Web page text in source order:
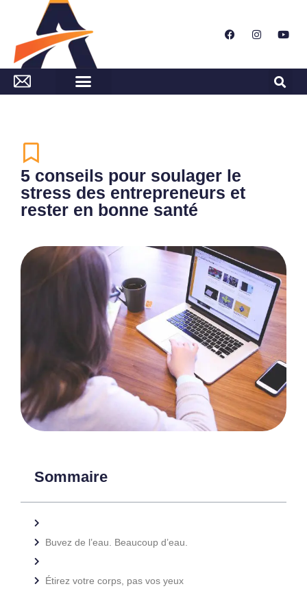
5 conseils pour soulager le
stress des entrepreneurs et
rester en bonne santé
Sommaire
Buvez de l’eau. Beaucoup d’eau.
Étirez votre corps, pas vos yeux